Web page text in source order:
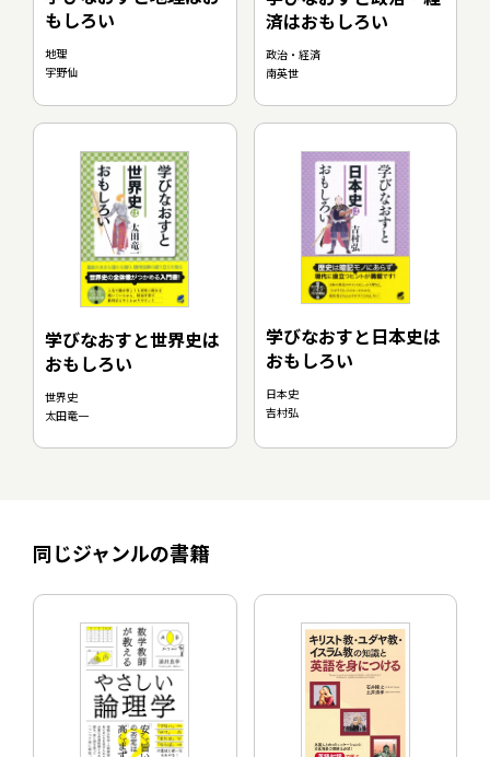
もしろい
地理
宇野仙
済はおもしろい
政治・経済
南英世
学びなおすと世界史は
おもしろい
世界史
太田竜一
学びなおすと日本史は
おもしろい
日本史
吉村弘
同じジャンルの書籍